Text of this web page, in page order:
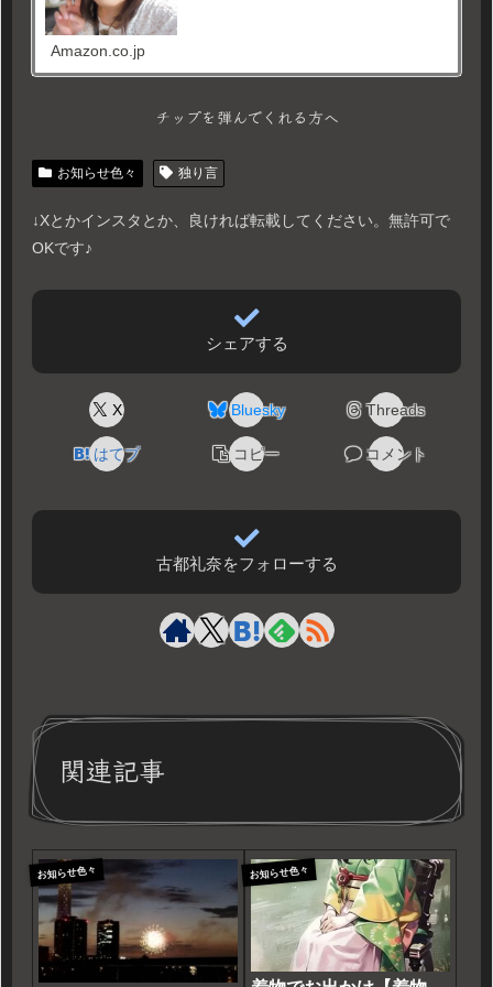
Amazon.co.jp
チップを弾んでくれる方へ
お知らせ色々 独り言
↓Xとかインスタとか、良ければ転載してください。無許可で
OKです♪
シェアする
X Bluesky Threads
はてブ コピー コメント
古都礼奈をフォローする
関連記事
お知らせ色々 お知らせ色々